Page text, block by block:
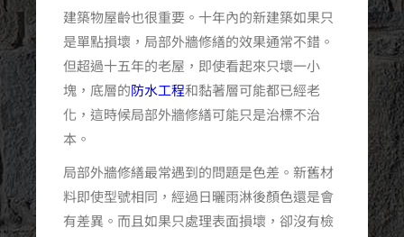
建築物屋齡也很重要。十年內的新建築如果只
是單點損壞，局部外牆修繕的效果通常不錯。
但超過十五年的老屋，即使看起來只壞一小
塊，底層的防水工程和黏著層可能都已經老
化，這時候局部外牆修繕可能只是治標不治
本。
局部外牆修繕最常遇到的問題是色差。新舊材
料即使型號相同，經過日曬雨淋後顏色還是會
有差異。而且如果只處理表面損壞，卻沒有檢